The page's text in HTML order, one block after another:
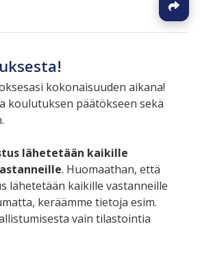
kokonaisuuden aikana!
koulutuksen päätökseen sekä
lähetetään kaikille
. Huomaathan, että
lähetetään kaikille vastanneille
keräämme tietoja esim.
vain tilastointia